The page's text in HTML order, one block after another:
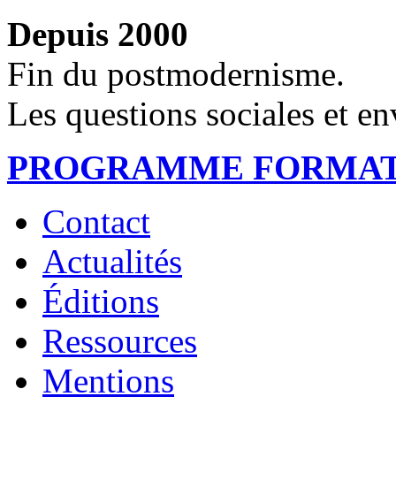
Depuis 2000
Fin du postmodernisme.
Les questions sociales et
PROGRAMME
Contact
Actualités
Éditions
Ressources
Mentions